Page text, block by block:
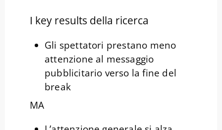
I key results della ricerca
Gli spettatori prestano meno
attenzione al messaggio
pubblicitario verso la fine del
break
MA